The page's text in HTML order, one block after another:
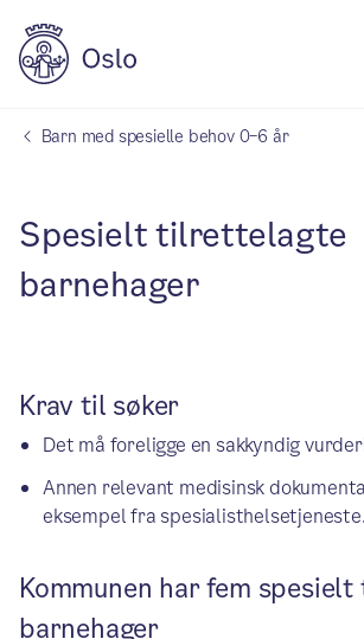
Barn med spesielle behov 0–6 år
Spesielt tilrettelagte
barnehager
Krav til søker
Det må foreligge en sakkyndig
Annen relevant medisinsk
eksempel fra spesialisthelsetjeneste.
Kommunen har fem
barnehager